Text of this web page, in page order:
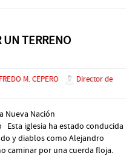
UN TERRENO
M. CEPERO
Director de
Nueva Nación
iglesia ha estado conducida
y diablos como Alejandro
caminar por una cuerda floja.